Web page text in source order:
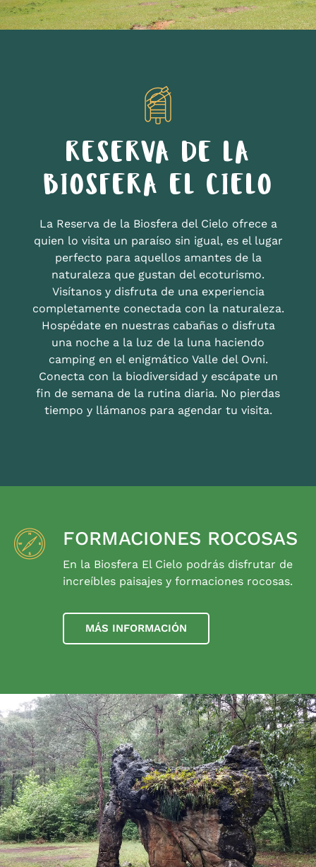
RESERVA DE LA
BIOSFERA EL CIELO
La Reserva de la Biosfera del Cielo ofrece a
quien lo visita un paraíso sin igual, es el lugar
perfecto para aquellos amantes de la
naturaleza que gustan del ecoturismo.
Visítanos y disfruta de una experiencia
completamente conectada con la naturaleza.
Hospédate en nuestras cabañas o disfruta
una noche a la luz de la luna haciendo
camping en el enigmático Valle del Ovni.
Conecta con la biodiversidad y escápate un
fin de semana de la rutina diaria. No pierdas
tiempo y llámanos para agendar tu visita.
FORMACIONES ROCOSAS
En la Biosfera El Cielo podrás disfrutar de
increíbles paisajes y formaciones rocosas.
MÁS INFORMACIÓN